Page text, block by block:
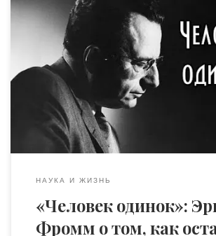
об одиночестве человека в мире
потребления, о рассогласовании
полюсами человеческого
и обладать», а также о неиссякаемом
человека к преодолению рутины и
важнейших явлений бытия, которое
свое выражение в искусстве и религии, а
принимает формы интереса к
любви к спорту и увлечения
любовными историями. Работы […]
НАУКА И ЖИЗНЬ
«Человек одинок»:
Фромм о том, как